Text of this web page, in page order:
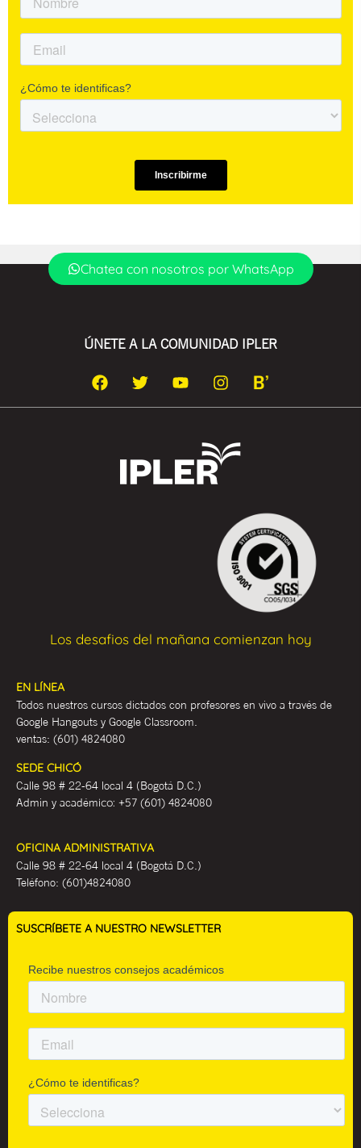
Chatea con nosotros por WhatsApp
ÚNETE A LA COMUNIDAD IPLER
Los desafios del mañana comienzan hoy
EN LÍNEA
Todos nuestros cursos dictados con profesores en vivo a través de
Google Hangouts y Google Classroom.
ventas: (601) 4824080
SEDE CHICÓ
Calle 98 # 22-64 local 4 (Bogotá D.C.)
Admin y académico: +57 (601) 4824080
OFICINA ADMINISTRATIVA
Calle 98 # 22-64 local 4 (Bogotá D.C.)
Teléfono: (601)4824080
SUSCRÍBETE A NUESTRO NEWSLETTER